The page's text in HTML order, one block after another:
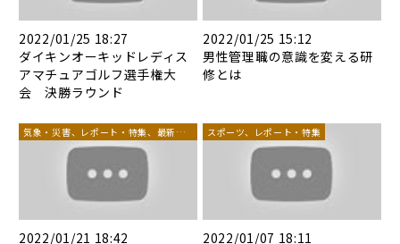
2022/01/25 18:27
ダイキンオーキッドレディス
アマチュアゴルフ選手権大
会 決勝ラウンド
2022/01/25 15:12
男性管理職の意識を変える研
修とは
気象・災害、レポート・特集、最新ニ
2022/01/21 18:42
スポーツ、レポート・特集
2022/01/07 18:11